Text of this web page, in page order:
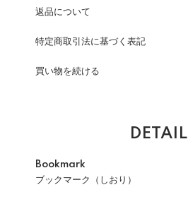
返品について
特定商取引法に基づく表記
買い物を続ける
DETAIL
Bookmark
ブックマーク（しおり）